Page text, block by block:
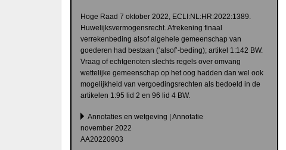
Hoge Raad 7 oktober 2022, ECLI:NL:HR:2022:1389.
Huwelijksvermogensrecht. Afrekening finaal
verrekenbeding alsof algehele gemeenschap van
goederen had bestaan (‘alsof’-beding); artikel 1:142 BW.
Vraag of echtgenoten slechts regels over omvang
wettelijke gemeenschap op het oog hadden dan wel ook
mogelijkheid van vergoedingsrechten als bedoeld in de
artikelen 1:95 lid 2 en 96 lid 4 BW.
Annotaties en wetgeving | Annotatie
november 2022
AA20220903